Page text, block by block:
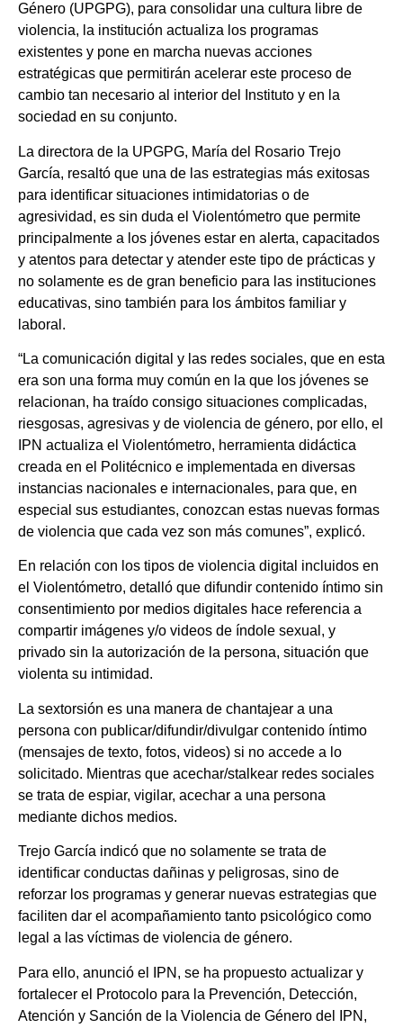
Género (UPGPG), para consolidar una cultura libre de
violencia, la institución actualiza los programas
existentes y pone en marcha nuevas acciones
estratégicas que permitirán acelerar este proceso de
cambio tan necesario al interior del Instituto y en la
sociedad en su conjunto.
La directora de la UPGPG, María del Rosario Trejo
García, resaltó que una de las estrategias más exitosas
para identificar situaciones intimidatorias o de
agresividad, es sin duda el Violentómetro que permite
principalmente a los jóvenes estar en alerta, capacitados
y atentos para detectar y atender este tipo de prácticas y
no solamente es de gran beneficio para las instituciones
educativas, sino también para los ámbitos familiar y
laboral.
“La comunicación digital y las redes sociales, que en esta
era son una forma muy común en la que los jóvenes se
relacionan, ha traído consigo situaciones complicadas,
riesgosas, agresivas y de violencia de género, por ello, el
IPN actualiza el Violentómetro, herramienta didáctica
creada en el Politécnico e implementada en diversas
instancias nacionales e internacionales, para que, en
especial sus estudiantes, conozcan estas nuevas formas
de violencia que cada vez son más comunes”, explicó.
En relación con los tipos de violencia digital incluidos en
el Violentómetro, detalló que difundir contenido íntimo sin
consentimiento por medios digitales hace referencia a
compartir imágenes y/o videos de índole sexual, y
privado sin la autorización de la persona, situación que
violenta su intimidad.
La sextorsión es una manera de chantajear a una
persona con publicar/difundir/divulgar contenido íntimo
(mensajes de texto, fotos, videos) si no accede a lo
solicitado. Mientras que acechar/stalkear redes sociales
se trata de espiar, vigilar, acechar a una persona
mediante dichos medios.
Trejo García indicó que no solamente se trata de
identificar conductas dañinas y peligrosas, sino de
reforzar los programas y generar nuevas estrategias que
faciliten dar el acompañamiento tanto psicológico como
legal a las víctimas de violencia de género.
Para ello, anunció el IPN, se ha propuesto actualizar y
fortalecer el Protocolo para la Prevención, Detección,
Atención y Sanción de la Violencia de Género del IPN,